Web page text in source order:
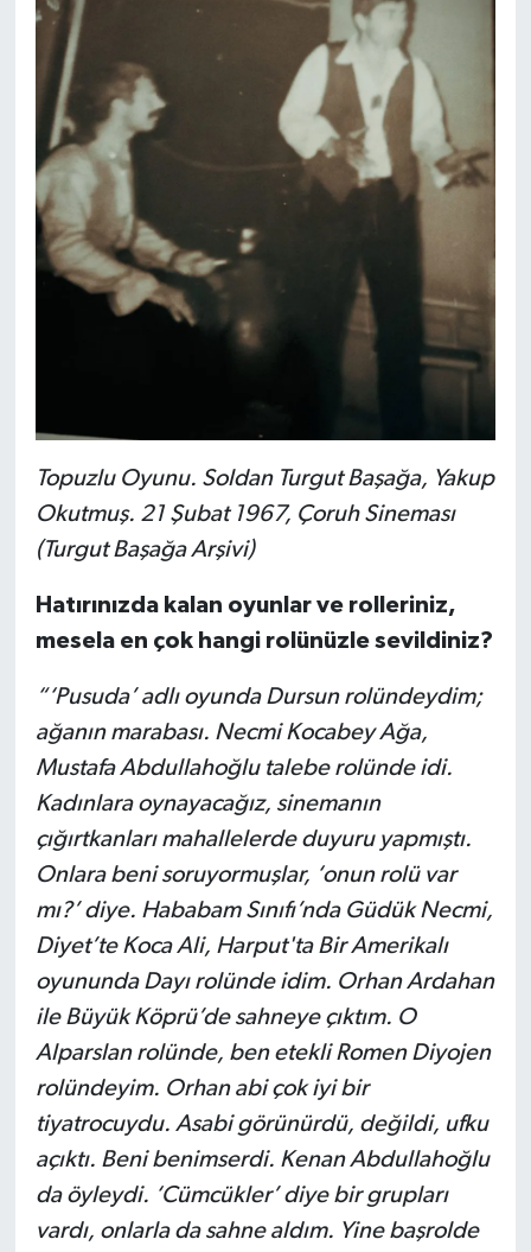
Topuzlu Oyunu. Soldan Turgut Başağa, Yakup
Okutmuş. 21 Şubat 1967, Çoruh Sineması
(Turgut Başağa Arşivi)
Hatırınızda kalan oyunlar ve rolleriniz,
mesela en çok hangi rolünüzle sevildiniz?
“‘Pusuda’ adlı oyunda Dursun rolündeydim;
ağanın marabası. Necmi Kocabey Ağa,
Mustafa Abdullahoğlu talebe rolünde idi.
Kadınlara oynayacağız, sinemanın
çığırtkanları mahallelerde duyuru yapmıştı.
Onlara beni soruyormuşlar, ‘onun rolü var
mı?’ diye. Hababam Sınıfı’nda Güdük Necmi,
Diyet’te Koca Ali, Harput'ta Bir Amerikalı
oyununda Dayı rolünde idim. Orhan Ardahan
ile Büyük Köprü’de sahneye çıktım. O
Alparslan rolünde, ben etekli Romen Diyojen
rolündeyim. Orhan abi çok iyi bir
tiyatrocuydu. Asabi görünürdü, değildi, ufku
açıktı. Beni benimserdi. Kenan Abdullahoğlu
da öyleydi. ‘Cümcükler’ diye bir grupları
vardı, onlarla da sahne aldım. Yine başrolde